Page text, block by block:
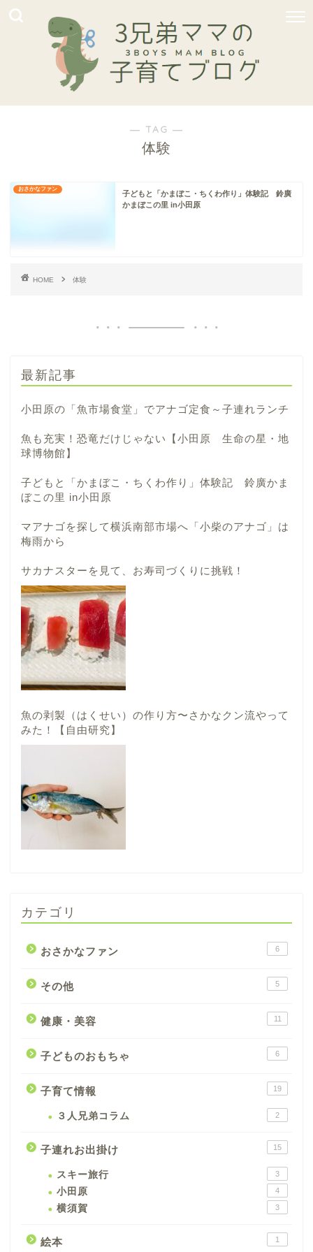
― TAG ―
体験
おさかなファン
子どもと「かまぼこ・ちくわ作り」体験記 鈴廣
かまぼこの里 in小田原
HOME 体験
最新記事
小田原の「魚市場食堂」でアナゴ定食～子連れランチ
魚も充実！恐竜だけじゃない【小田原 生命の星・地
球博物館】
子どもと「かまぼこ・ちくわ作り」体験記 鈴廣かま
ぼこの里 in小田原
マアナゴを探して横浜南部市場へ「小柴のアナゴ」は
梅雨から
サカナスターを見て、お寿司づくりに挑戦！
魚の剥製（はくせい）の作り方〜さかなクン流やって
みた！【自由研究】
カテゴリ
おさかなファン 6
その他 5
健康・美容 11
子どものおもちゃ 6
子育て情報 19
３人兄弟コラム 2
子連れお出掛け 15
スキー旅行 3
小田原 4
横須賀 3
絵本 1